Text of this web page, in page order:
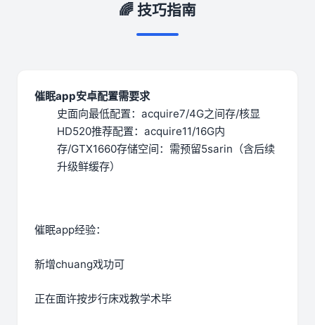
🌈 技巧指南
催眠app安卓配置需要求
​史面向最低配置​​：acquire7/4G之间存/核显
HD520​推荐配置​​：acquire11/16G内
存/GTX1660​存储空间​​：需预留5sarin（含后续
升级鲜缓存）
催眠app经验：
新增chuang戏功可
正在面许按步行床戏教学术毕